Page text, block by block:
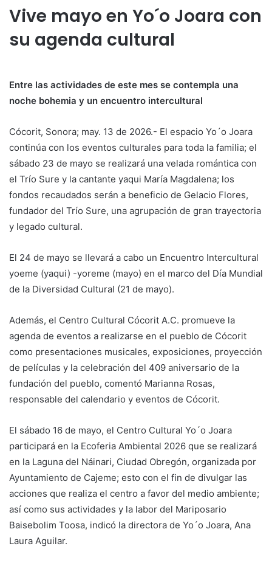
Vive mayo en Yo´o Joara con
su agenda cultural
Entre las actividades de este mes se contempla una
noche bohemia y un encuentro intercultural
Cócorit, Sonora; may. 13 de 2026.- El espacio Yo´o Joara
continúa con los eventos culturales para toda la familia; el
sábado 23 de mayo se realizará una velada romántica con
el Trío Sure y la cantante yaqui María Magdalena; los
fondos recaudados serán a beneficio de Gelacio Flores,
fundador del Trío Sure, una agrupación de gran trayectoria
y legado cultural.
El 24 de mayo se llevará a cabo un Encuentro Intercultural
yoeme (yaqui) -yoreme (mayo) en el marco del Día Mundial
de la Diversidad Cultural (21 de mayo).
Además, el Centro Cultural Cócorit A.C. promueve la
agenda de eventos a realizarse en el pueblo de Cócorit
como presentaciones musicales, exposiciones, proyección
de películas y la celebración del 409 aniversario de la
fundación del pueblo, comentó Marianna Rosas,
responsable del calendario y eventos de Cócorit.
El sábado 16 de mayo, el Centro Cultural Yo´o Joara
participará en la Ecoferia Ambiental 2026 que se realizará
en la Laguna del Náinari, Ciudad Obregón, organizada por
Ayuntamiento de Cajeme; esto con el fin de divulgar las
acciones que realiza el centro a favor del medio ambiente;
así como sus actividades y la labor del Mariposario
Baisebolim Toosa, indicó la directora de Yo´o Joara, Ana
Laura Aguilar.